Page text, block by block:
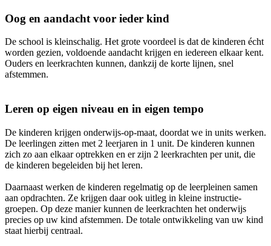
Oog en aandacht voor ieder kind
De school is kleinschalig. Het grote voordeel is dat de kinderen écht
worden gezien, voldoende aandacht krijgen en iedereen elkaar kent.
Ouders en leerkrachten kunnen, dankzij de korte lijnen, snel
afstemmen.
Leren op eigen niveau en in eigen tempo
De kinderen krijgen onderwijs-op-maat, doordat we in units werken.
De leerlingen zitten met 2 leerjaren in 1 unit. De kinderen kunnen
zich zo aan elkaar optrekken en er zijn 2 leerkrachten per unit, die
de kinderen begeleiden bij het leren.
Daarnaast werken de kinderen regelmatig op de leerpleinen samen
aan opdrachten. Ze krijgen daar ook uitleg in kleine instructie-
groepen. Op deze manier kunnen de leerkrachten het onderwijs
precies op uw kind afstemmen. De totale ontwikkeling van uw kind
staat hierbij centraal.